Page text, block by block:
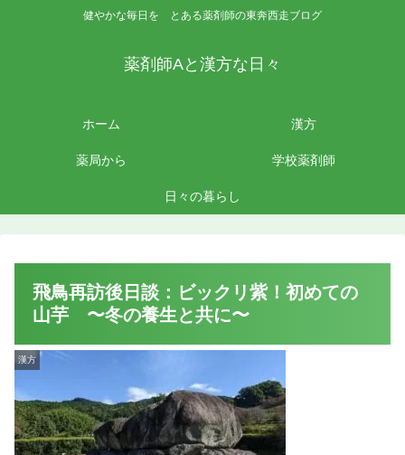
健やかな毎日を とある薬剤師の東奔西走ブログ
薬剤師Aと漢方な日々
ホーム 漢方
薬局から 学校薬剤師
日々の暮らし
飛鳥再訪後日談：ビックリ紫！初めての
山芋 〜冬の養生と共に〜
漢方